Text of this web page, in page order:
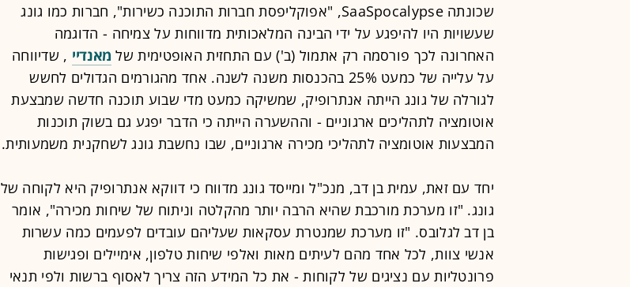
שכונתה SaaSpocalypse, "אפוקליפסת חברות התוכנה כשירות", חברות כמו גונג
שעשויות היו להיפגע על ידי הבינה המלאכותית מדווחות על צמיחה - הדוגמה
האחרונה לכך פורסמה רק אתמול (ב') עם התחזית האופטימית של מאנדיי , שדיווחה
על עלייה של כמעט 25% בהכנסות משנה לשנה. אחד מהגורמים הגדולים לחשש
לגורלה של גונג הייתה אנתרופיק, שמשיקה כמעט מדי שבוע תוכנה חדשה שמבצעת
אוטומציה לתהליכים ארגוניים - וההשערה הייתה כי הדבר יפגע גם בשוק תוכנות
המבצעות אוטומציה לתהליכי מכירה ארגוניים, שבו נחשבת גונג לשחקנית משמעותית.
יחד עם זאת, עמית בן דב, מנכ"ל ומייסד גונג מדווח כי דווקא אנתרופיק היא לקוחה של
גונג. "זו מערכת מורכבת שהיא הרבה יותר מהקלטה וניתוח של שיחות מכירה", אומר
בן דב לגלובס. "זו מערכת שמנטרת עסקאות שעליהם עובדים לפעמים כמה עשרות
אנשי צוות, לכל אחד מהם לעיתים מאות ואלפי שיחות טלפון, אימיילים ופגישות
פרונטליות עם נציגים של לקוחות - את כל המידע הזה צריך לאסוף ברשות ולפי תנאי